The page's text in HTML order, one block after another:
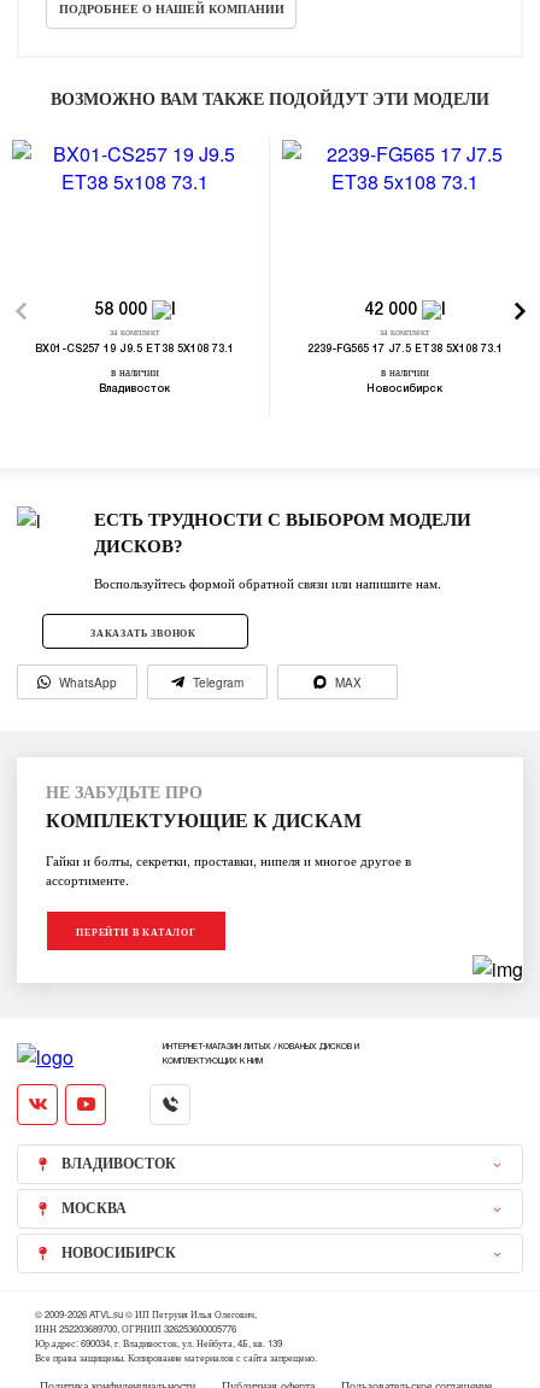
ПОДРОБНЕЕ О НАШЕЙ КОМПАНИИ
ВОЗМОЖНО ВАМ ТАКЖЕ ПОДОЙДУТ ЭТИ МОДЕЛИ
58 000
за комплект
BX01-CS257 19 J9.5 ET38 5X108 73.1
в наличии
Владивосток
42 000
за комплект
2239-FG565 17 J7.5 ET38 5X108 73.1
в наличии
Новосибирск
ЕСТЬ ТРУДНОСТИ С ВЫБОРОМ МОДЕЛИ
ДИСКОВ?
Воспользуйтесь формой обратной связи или напишите нам.
ЗАКАЗАТЬ ЗВОНОК
WhatsApp Telegram MAX
НЕ ЗАБУДЬТЕ ПРО
КОМПЛЕКТУЮЩИЕ К ДИСКАМ
Гайки и болты, секретки, проставки, нипеля и многое другое в
ассортименте.
ПЕРЕЙТИ В КАТАЛОГ
ИНТЕРНЕТ-МАГАЗИН ЛИТЫХ / КОВАНЫХ ДИСКОВ И
КОМПЛЕКТУЮЩИХ К НИМ
ВЛАДИВОСТОК
МОСКВА
НОВОСИБИРСК
© 2009-2026 ATVL.su © ИП Петруня Илья Олегович,
ИНН 252203689700, ОГРНИП 326253600005776
Юр.адрес: 690034, г. Владивосток, ул. Нейбута, 4Б, кв. 139
Все права защищены. Копирование материалов с сайта запрещено.